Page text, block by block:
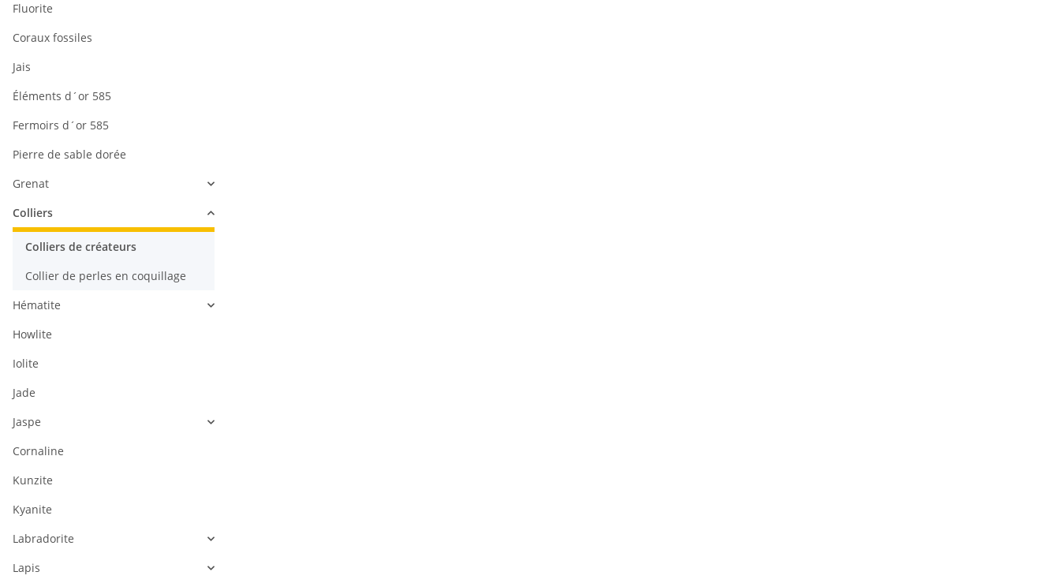
Fluorite
Coraux fossiles
Jais
Éléments d´or 585
Fermoirs d´or 585
Pierre de sable dorée
Grenat
Colliers
Colliers de créateurs
Collier de perles en coquillage
Hématite
Howlite
Iolite
Jade
Jaspe
Cornaline
Kunzite
Kyanite
Labradorite
Lapis